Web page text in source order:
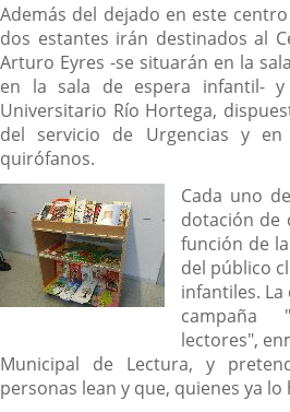
Además del dejado en este centro
dos estantes irán destinados al
Arturo Eyres -se situarán en la
en la sala de espera infantil-
Universitario Río Hortega,
del servicio de Urgencias y
quirófanos.
Cada uno
dotación de
función de
del público
infantiles.
campaña
lectores",
Municipal de Lectura, y
personas lean y que, quienes ya lo